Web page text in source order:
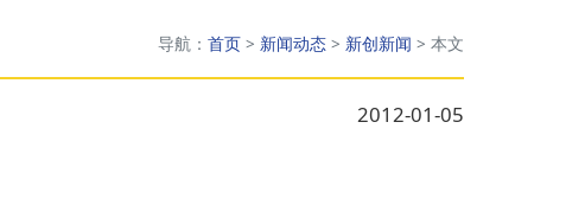
导航： 首页 > 新闻动态 > 新创新闻 > 本文
2012-01-05